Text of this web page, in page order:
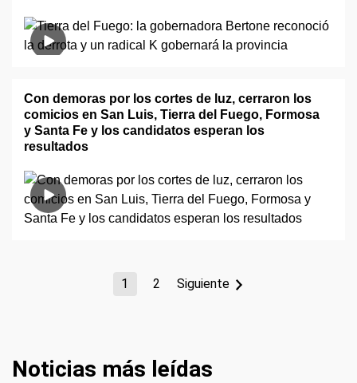
Con demoras por los cortes de luz, cerraron los
comicios en San Luis, Tierra del Fuego, Formosa
y Santa Fe y los candidatos esperan los
resultados
1 2 Siguiente
Noticias más leídas